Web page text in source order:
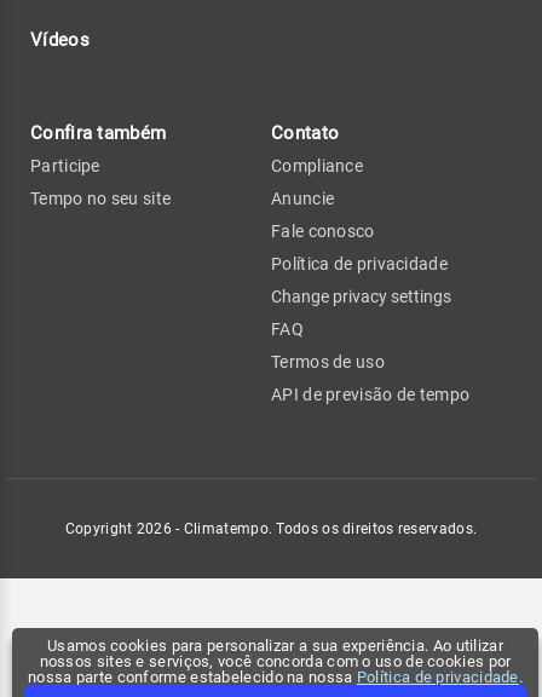
Usamos cookies para personalizar a sua experiência. Ao utilizar
nossos sites e serviços, você concorda com o uso de cookies por
nossa parte conforme estabelecido na nossa Política de privacidade.
Vídeos
Confira também
Participe
Tempo no seu site
Contato
Compliance
Anuncie
Fale conosco
Política de privacidade
Change privacy settings
FAQ
Termos de uso
API de previsão de tempo
Copyright 2026 - Climatempo. Todos os direitos reservados.